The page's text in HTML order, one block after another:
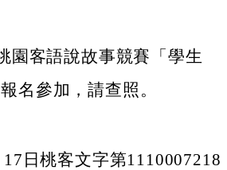
園客語說故事競賽「學生
名參加，請查照。
日桃客文字第1110007218